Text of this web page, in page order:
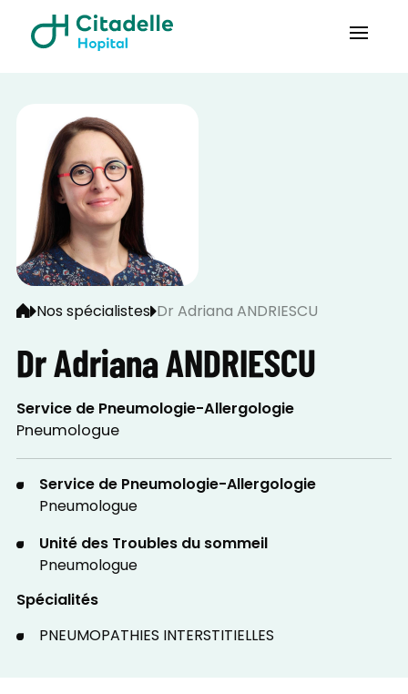
Nos spécialistes Dr Adriana ANDRIESCU
Dr Adriana ANDRIESCU
Service de Pneumologie-Allergologie
Pneumologue
Service de Pneumologie-Allergologie
Pneumologue
Unité des Troubles du sommeil
Pneumologue
Spécialités
PNEUMOPATHIES INTERSTITIELLES